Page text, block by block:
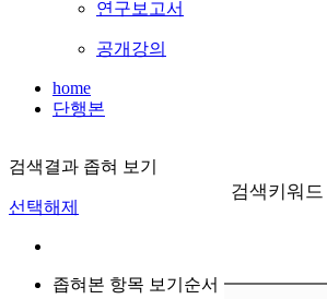
연구보고서
공개강의
home
단행본
검색결과 좁혀 보기
선택해제
좁혀본 항목 보기순서
검색키워드